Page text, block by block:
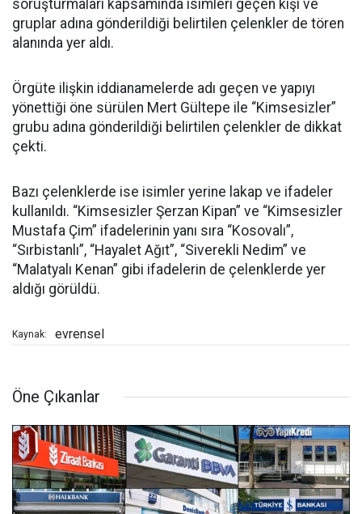
soruşturmaları kapsamında isimleri geçen kişi ve
gruplar adına gönderildiği belirtilen çelenkler de tören
alanında yer aldı.
Örgüte ilişkin iddianamelerde adı geçen ve yapıyı
yönettiği öne sürülen Mert Gültepe ile “Kimsesizler”
grubu adına gönderildiği belirtilen çelenkler de dikkat
çekti.
Bazı çelenklerde ise isimler yerine lakap ve ifadeler
kullanıldı. “Kimsesizler Şerzan Kipan” ve “Kimsesizler
Mustafa Çim” ifadelerinin yanı sıra “Kosovalı”,
“Sırbistanlı”, “Hayalet Ağıt”, “Siverekli Nedim” ve
“Malatyalı Kenan” gibi ifadelerin de çelenklerde yer
aldığı görüldü.
Kaynak: evrensel
Öne Çıkanlar